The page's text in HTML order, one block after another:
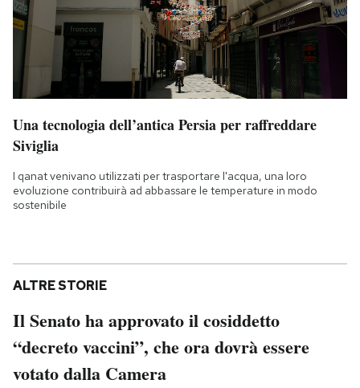
Una tecnologia dell’antica Persia per raffreddare
Siviglia
I qanat venivano utilizzati per trasportare l'acqua, una loro
evoluzione contribuirà ad abbassare le temperature in modo
sostenibile
ALTRE STORIE
Il Senato ha approvato il cosiddetto
“decreto vaccini”, che ora dovrà essere
votato dalla Camera